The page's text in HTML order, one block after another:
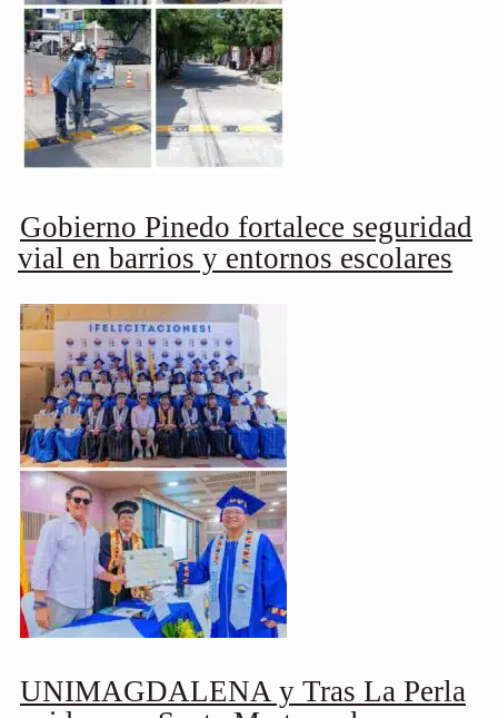
Gobierno Pinedo fortalece seguridad
vial en barrios y entornos escolares
UNIMAGDALENA y Tras La Perla